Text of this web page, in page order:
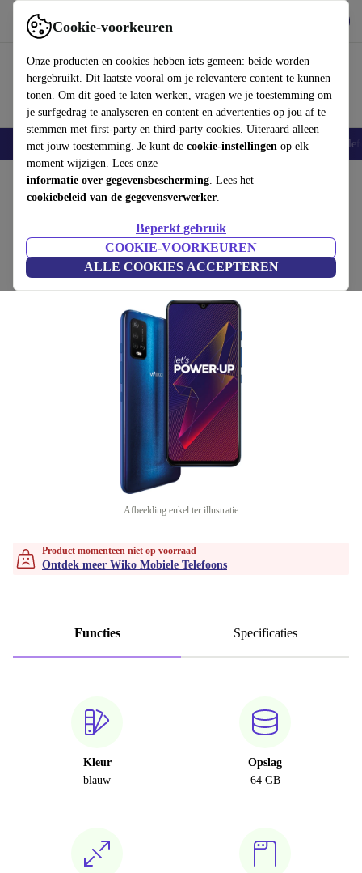
Cookie-voorkeuren
Onze producten en cookies hebben iets gemeen: beide worden
hergebruikt. Dit laatste vooral om je relevantere content te kunnen
tonen. Om dit goed te laten werken, vragen we je toestemming om
je surfgedrag te analyseren en content en advertenties op jou af te
stemmen met first-party en third-party cookies. Uiteraard alleen
met jouw toestemming. Je kunt de cookie-instellingen op elk
moment wijzigen. Lees onze
informatie over gegevensbescherming. Lees het
cookiebeleid van de gegevensverwerker.
Beperkt gebruik
COOKIE-VOORKEUREN
ALLE COOKIES ACCEPTEREN
Gebruik refurbed snel en eenvoudig
Smartphones Laptops Tablets Smartwatches Accessoires
Home Producten Smartphones Wiko Mobiele Telefoons
Wiko Power U20
3 GB | 64 GB | Dual-SIM | Navy Blue
(Beoordelingen worden verzameld)
Afbeelding enkel ter illustratie
Product momenteen niet op voorraad
Ontdek meer Wiko Mobiele Telefoons
Functies Specificaties
Kleur
blauw
Opslag
64 GB